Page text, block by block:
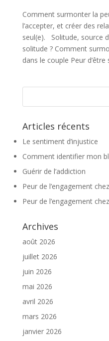
Comment surmonter la
l’accepter, et créer des
seul(e). Solitude, source
solitude ? Comment
dans le couple Peur
Articles récents
Le sentiment d’injustice
Comment identifier mon
Guérir de l’addiction
Peur de l’engagement
Peur de l’engagement
Archives
août 2026
juillet 2026
juin 2026
mai 2026
avril 2026
mars 2026
janvier 2026